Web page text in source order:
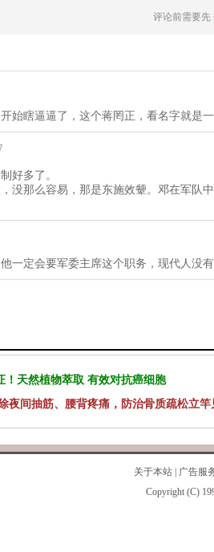
评论前需要先
始瞎逼逼了，这个蒋罔正，看名字就是
好多了。
没那么容易，那是东施效颦。邓在军队
一定会要军委主席这个职务，现代人没
！天然植物萃取 有效对抗癌细胞
夜间抽筋、腰背疼痛，防治骨质疏松立竿
关于本站
广告服
Copyright (C)